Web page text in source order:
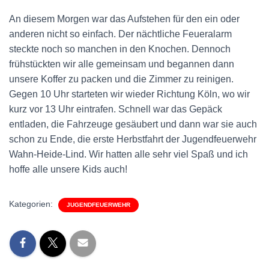
An diesem Morgen war das Aufstehen für den ein oder
anderen nicht so einfach. Der nächtliche Feueralarm
steckte noch so manchen in den Knochen. Dennoch
frühstückten wir alle gemeinsam und begannen dann
unsere Koffer zu packen und die Zimmer zu reinigen.
Gegen 10 Uhr starteten wir wieder Richtung Köln, wo wir
kurz vor 13 Uhr eintrafen. Schnell war das Gepäck
entladen, die Fahrzeuge gesäubert und dann war sie auch
schon zu Ende, die erste Herbstfahrt der Jugendfeuerwehr
Wahn-Heide-Lind. Wir hatten alle sehr viel Spaß und ich
hoffe alle unsere Kids auch!
Kategorien: JUGENDFEUERWEHR